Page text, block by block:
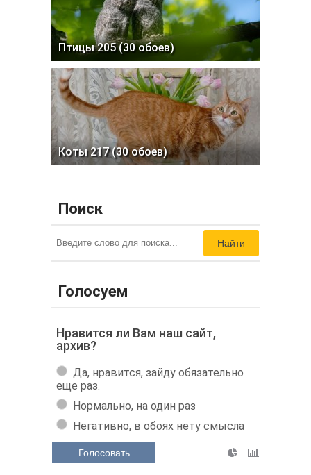
Птицы 205 (30 обоев)
Коты 217 (30 обоев)
Поиск
Найти
Голосуем
Нравится ли Вам наш сайт,
архив?
Да, нравится, зайду обязательно
еще раз.
Нормально, на один раз
Негативно, в обоях нету смысла
Голосовать